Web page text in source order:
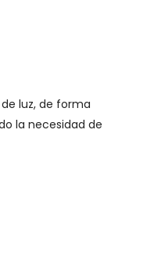
luz, de forma
la necesidad de